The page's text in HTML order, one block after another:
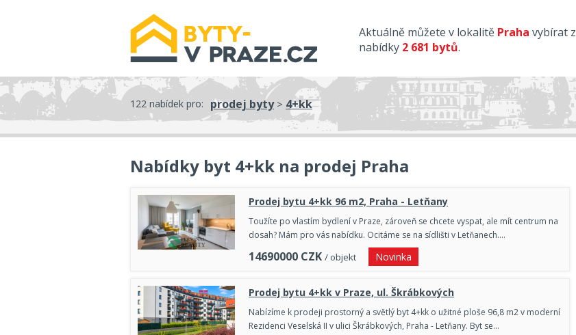
Aktuálně můžete v lokalitě Praha vybírat z
nabídky 2 681 bytů.
122 nabídek pro: prodej byty> 4+kk
Nabídky byt 4+kk na prodej Praha
Prodej bytu 4+kk 96 m2, Praha - Letňany
Toužíte po vlastím bydlení v Praze, zároveň se chcete vyspat, ale mít centrum na
dosah? Mám pro vás nabídku. Ocitáme se na sídlišti v Letňanech.…
14690000 CZK / objekt Novinka
Prodej bytu 4+kk v Praze, ul. Škrábkových
Nabízíme k prodeji prostorný a světlý byt 4+kk o užitné ploše 96,8 m2 v moderní
Rezidenci Veselská II v ulici Škrábkových, Praha - Letňany. Byt se…